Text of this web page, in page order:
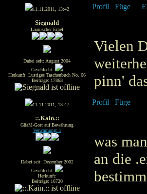
11.11.2011, 13:42
Siegnald
Launischer Erpel
Dabei seit: August 2004
Geschlecht:
Herkunft: Lustiges Taschenbuch No. 66
Beiträge: 17863
Vielen
pinn'
11.11.2011, 13:47
::.Kain.::
GüaM-Gott auf Bewährung
Verwarnung: 1
Dabei seit: Dezember 2002
Geschlecht:
Herkunft:
Beiträge: 16720
was
an die